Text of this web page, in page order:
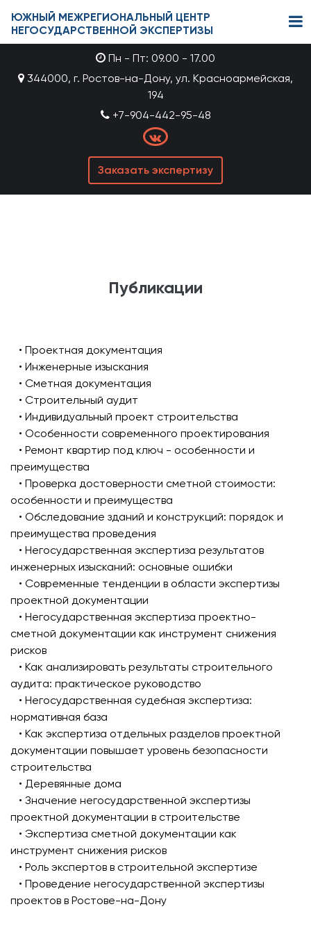
ЮЖНЫЙ МЕЖРЕГИОНАЛЬНЫЙ ЦЕНТР
НЕГОСУДАРСТВЕННОЙ ЭКСПЕРТИЗЫ
Пн - Пт: 09.00 - 17.00
344000, г. Ростов-на-Дону, ул. Красноармейская,
194
+7-904-442-95-48
Заказать экспертизу
Публикации
• Проектная документация
• Инженерные изыскания
• Сметная документация
• Строительный аудит
• Индивидуальный проект строительства
• Особенности современного проектирования
• Ремонт квартир под ключ - особенности и
преимущества
• Проверка достоверности сметной стоимости:
особенности и преимущества
• Обследование зданий и конструкций: порядок и
преимущества проведения
• Негосударственная экспертиза результатов
инженерных изысканий: основные ошибки
• Современные тенденции в области экспертизы
проектной документации
• Негосударственная экспертиза проектно-
сметной документации как инструмент снижения
рисков
• Как анализировать результаты строительного
аудита: практическое руководство
• Негосударственная судебная экспертиза:
нормативная база
• Как экспертиза отдельных разделов проектной
документации повышает уровень безопасности
строительства
• Деревянные дома
• Значение негосударственной экспертизы
проектной документации в строительстве
• Экспертиза сметной документации как
инструмент снижения рисков
• Роль экспертов в строительной экспертизе
• Проведение негосударственной экспертизы
проектов в Ростове-на-Дону